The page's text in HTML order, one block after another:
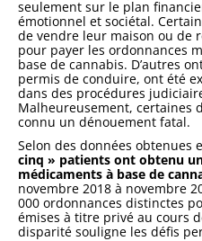
seulement sur le plan
émotionnel et sociétal.
de vendre leur maison ou de
pour payer les ordonnances
base de cannabis. D’autres
permis de conduire, ont été
dans des procédures
Malheureusement, certaines
connu un dénouement fatal.
Selon des données obtenues
cinq » patients ont obtenu
médicaments à base de
novembre 2018 à novembre
000 ordonnances distinctes
émises à titre privé au cours
disparité souligne les défis